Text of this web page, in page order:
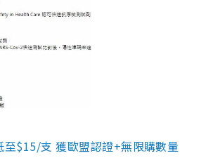
$15/支 獲歐盟認證+無限購數量